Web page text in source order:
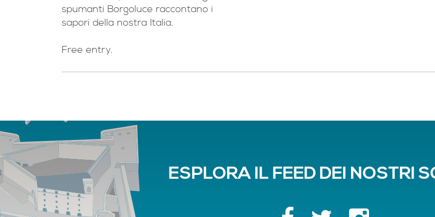
spumanti Borgoluce raccontano i
sapori della nostra Italia.
Free entry.
ESPLORA IL FEED DEI NOSTRI